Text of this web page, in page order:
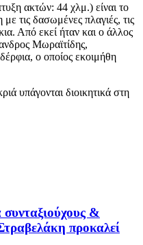
ακτών: 44 χλμ.) είναι το
τις δασωμένες πλαγιές, τις
Από εκεί ήταν και ο άλλος
Μωραϊτίδης,
ο οποίος εκοιμήθη
υπάγονται διοικητικά στη
&
προκαλεί